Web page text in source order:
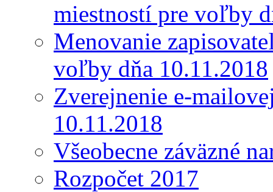
miestností pre voľby
Menovanie
voľby dňa 10.11.2018
Zverejnenie e-
10.11.2018
Všeobecne záväzné
Rozpočet 2017